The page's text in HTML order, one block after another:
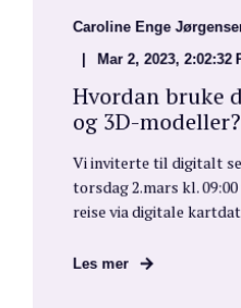
Caroline Enge
Mar 2, 2023, 2:02:32
Hvordan bruke
og 3D-modeller?
Vi inviterte til digitalt
torsdag 2.mars kl.
reise via digitale
Les mer